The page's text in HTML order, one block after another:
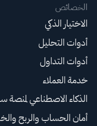
الخصائص
الاختيار الذكي
أدوات التحليل
أدوات التداول
خدمة العملاء
الذكاء الاصطناعي لمنصة
أمان الحساب والربح